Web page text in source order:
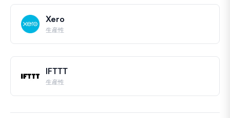
Xero
生産性
IFTTT
生産性